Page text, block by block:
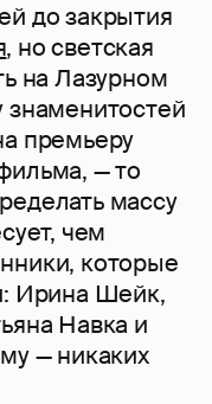
до закрытия
, но светская
на Лазурном
знаменитостей
премьеру
— то
массу
чем
которые
Ирина Шейк,
Навка и
— никаких